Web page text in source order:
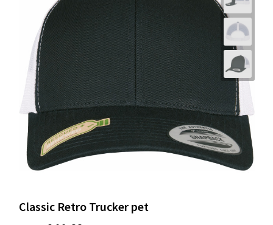
Classic Retro Trucker pet